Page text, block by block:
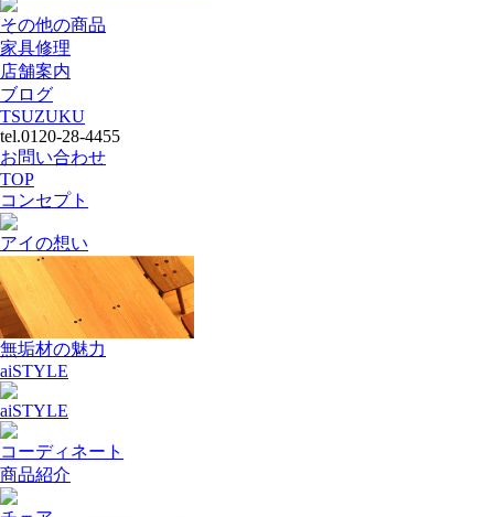
その他の商品
家具修理
店舗案内
ブログ
TSUZUKU
tel.0120-28-4455
お問い合わせ
TOP
コンセプト
アイの想い
無垢材の魅力
aiSTYLE
aiSTYLE
コーディネート
商品紹介